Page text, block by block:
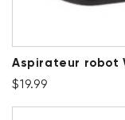
Aspirateur robot
Prix ​​régulier
$19.99